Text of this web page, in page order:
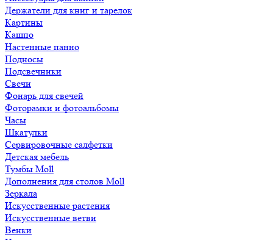
Держатели для книг и тарелок
Картины
Кашпо
Настенные панно
Подносы
Подсвечники
Свечи
Фонарь для свечей
Фоторамки и фотоальбомы
Часы
Шкатулки
Сервировочные салфетки
Детская мебель
Тумбы Moll
Дополнения для столов Moll
Зеркала
Искусственные растения
Искусственные ветви
Венки